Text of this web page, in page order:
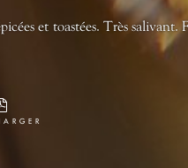
et toastées. Très salivant.